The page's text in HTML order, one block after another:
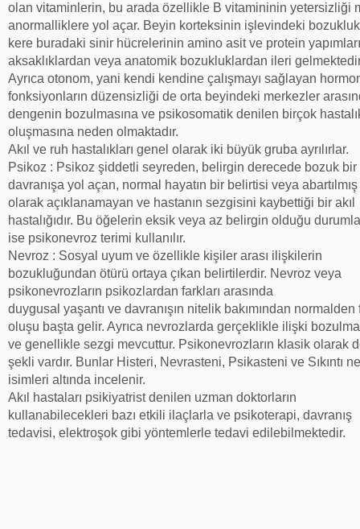
olan vitaminlerin, bu arada özellikle B vitamininin yetersizliği
anormalliklere yol açar. Beyin korteksinin işlevindeki
kere buradaki sinir hücrelerinin amino asit ve protein
aksaklıklardan veya anatomik bozukluklardan ileri
Ayrıca otonom, yani kendi kendine çalışmayı sağlayan
fonksiyonların düzensizliği de orta beyindeki merkezler
dengenin bozulmasına ve psikosomatik denilen birçok
oluşmasına neden olmaktadır.
Akıl ve ruh hastalıkları genel olarak iki büyük gruba ayrılırlar.
Psikoz : Psikoz şiddetli seyreden, belirgin derecede bozuk bir
davranışa yol açan, normal hayatın bir belirtisi veya
olarak açıklanamayan ve hastanın sezgisini kaybettiği bir akıl
hastalığıdır. Bu öğelerin eksik veya az belirgin olduğu
ise psikonevroz terimi kullanılır.
Nevroz : Sosyal uyum ve özellikle kişiler arası ilişkilerin
bozukluğundan ötürü ortaya çıkan belirtilerdir. Nevroz veya
psikonevrozların psikozlardan farkları arasında
duygusal yaşantı ve davranışın nitelik bakımından normalden
oluşu başta gelir. Ayrıca nevrozlarda gerçeklikle ilişki
ve genellikle sezgi mevcuttur. Psikonevrozların klasik olarak
şekli vardır. Bunlar Histeri, Nevrasteni, Psikasteni ve Sıkıntı
isimleri altında incelenir.
Akıl hastaları psikiyatrist denilen uzman doktorların
kullanabilecekleri bazı etkili ilaçlarla ve psikoterapi, davranış
tedavisi, elektroşok gibi yöntemlerle tedavi edilebilmektedir.